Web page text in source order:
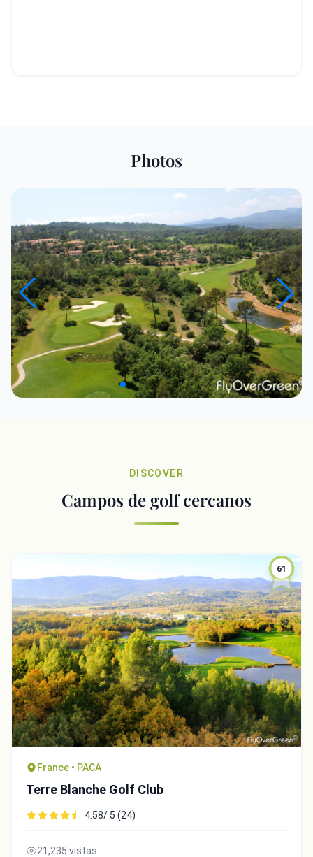
Photos
DISCOVER
Campos de golf cercanos
61
France • PACA
Terre Blanche Golf Club
4.58/ 5 (24)
21,235 vistas